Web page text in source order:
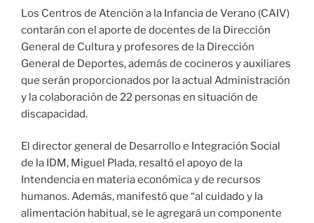
Los Centros de Atención a la Infancia de Verano (CAIV)
contarán con el aporte de docentes de la Dirección
General de Cultura y profesores de la Dirección
General de Deportes, además de cocineros y auxiliares
que serán proporcionados por la actual Administración
y la colaboración de 22 personas en situación de
discapacidad.
El director general de Desarrollo e Integración Social
de la IDM, Miguel Plada, resaltó el apoyo de la
Intendencia en materia económica y de recursos
humanos. Además, manifestó que “al cuidado y la
alimentación habitual, se le agregará un componente